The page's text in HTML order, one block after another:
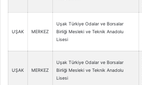
UŞAK MERKEZ
Uşak Türkiye Odalar ve Borsalar
Birliği Mesleki ve Teknik Anadolu
Lisesi
UŞAK MERKEZ
Uşak Türkiye Odalar ve Borsalar
Birliği Mesleki ve Teknik Anadolu
Lisesi